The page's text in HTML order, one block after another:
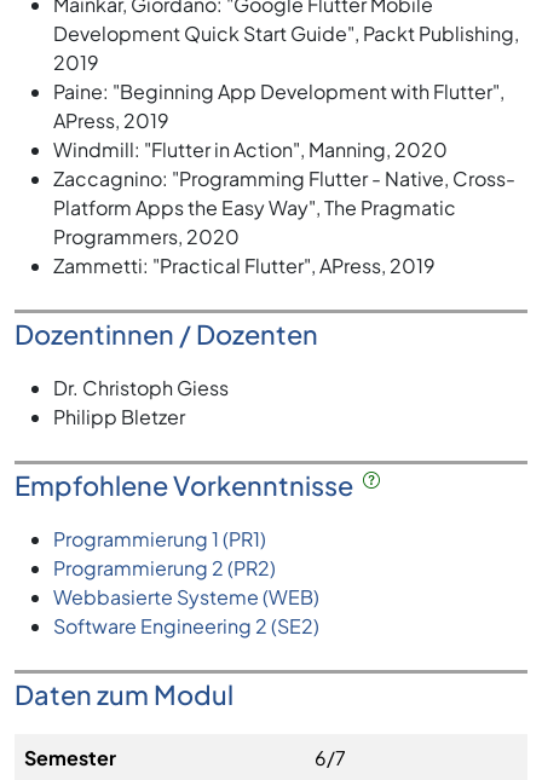
Development Quick Start Guide", Packt Publishing,
2019
Paine: "Beginning App Development with Flutter",
APress, 2019
Windmill: "Flutter in Action", Manning, 2020
Zaccagnino: "Programming Flutter - Native, Cross-
Platform Apps the Easy Way", The Pragmatic
Programmers, 2020
Zammetti: "Practical Flutter", APress, 2019
Dozentinnen / Dozenten
Dr. Christoph Giess
Philipp Bletzer
Empfohlene Vorkenntnisse
Programmierung 1 (PR1)
Programmierung 2 (PR2)
Webbasierte Systeme (WEB)
Software Engineering 2 (SE2)
Daten zum Modul
Semester
6/7